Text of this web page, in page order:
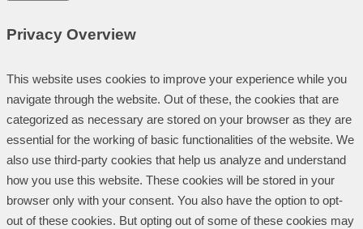
Privacy Overview
This website uses cookies to improve your experience while you
navigate through the website. Out of these, the cookies that are
categorized as necessary are stored on your browser as they are
essential for the working of basic functionalities of the website. We
also use third-party cookies that help us analyze and understand
how you use this website. These cookies will be stored in your
browser only with your consent. You also have the option to opt-
out of these cookies. But opting out of some of these cookies may